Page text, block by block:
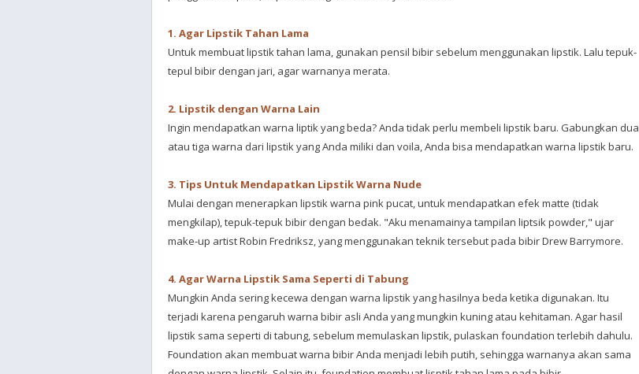
1. Agar Lipstik Tahan Lama
Untuk membuat lipstik tahan lama, gunakan pensil bibir sebelum menggunakan lipstik. Lalu tepuk-
tepul bibir dengan jari, agar warnanya merata.
2. Lipstik dengan Warna Lain
Ingin mendapatkan warna liptik yang beda? Anda tidak perlu membeli lipstik baru. Gabungkan dua
atau tiga warna dari lipstik yang Anda miliki dan voila, Anda bisa mendapatkan warna lipstik baru.
3. Tips Untuk Mendapatkan Lipstik Warna Nude
Mulai dengan menerapkan lipstik warna pink pucat, untuk mendapatkan efek matte (tidak
mengkilap), tepuk-tepuk bibir dengan bedak. "Aku menamainya tampilan liptsik powder," ujar
make-up artist Robin Fredriksz, yang menggunakan teknik tersebut pada bibir Drew Barrymore.
4. Agar Warna Lipstik Sama Seperti di Tabung
Mungkin Anda sering kecewa dengan warna lipstik yang hasilnya beda ketika digunakan. Itu
terjadi karena pengaruh warna bibir asli Anda yang mungkin kuning atau kehitaman. Agar hasil
lipstik sama seperti di tabung, sebelum memulaskan lipstik, pulaskan foundation terlebih dahulu.
Foundation akan membuat warna bibir Anda menjadi lebih putih, sehingga warnanya akan sama